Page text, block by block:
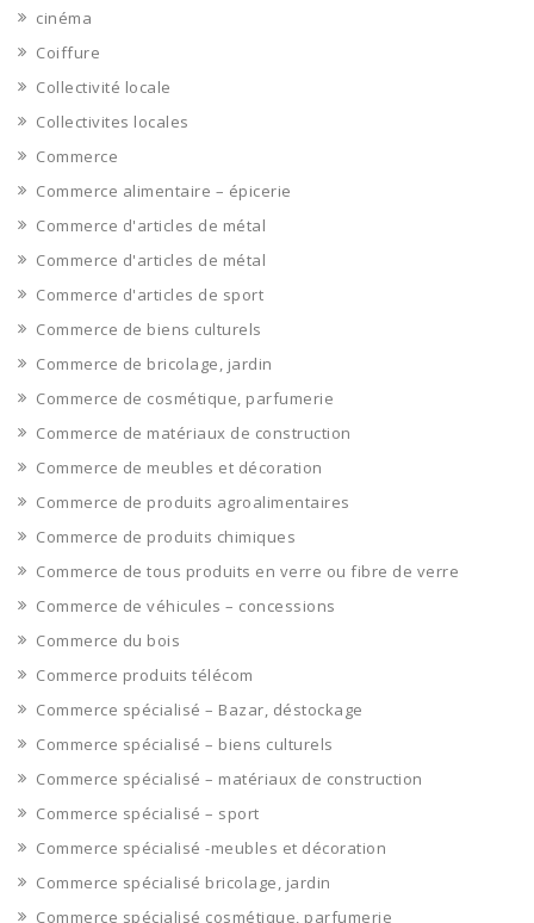
cinéma
Coiffure
Collectivité locale
Collectivites locales
Commerce
Commerce alimentaire – épicerie
Commerce d'articles de métal
Commerce d'articles de métal
Commerce d'articles de sport
Commerce de biens culturels
Commerce de bricolage, jardin
Commerce de cosmétique, parfumerie
Commerce de matériaux de construction
Commerce de meubles et décoration
Commerce de produits agroalimentaires
Commerce de produits chimiques
Commerce de tous produits en verre ou fibre de verre
Commerce de véhicules – concessions
Commerce du bois
Commerce produits télécom
Commerce spécialisé – Bazar, déstockage
Commerce spécialisé – biens culturels
Commerce spécialisé – matériaux de construction
Commerce spécialisé – sport
Commerce spécialisé -meubles et décoration
Commerce spécialisé bricolage, jardin
Commerce spécialisé cosmétique, parfumerie